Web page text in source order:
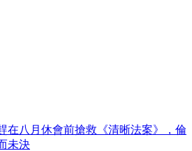
在八月休會前搶救《清晰法案》，倫
未決